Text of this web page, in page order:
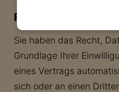
Recht auf
Sie haben das Recht,
Grundlage Ihrer
eines Vertrags
sich oder an einen